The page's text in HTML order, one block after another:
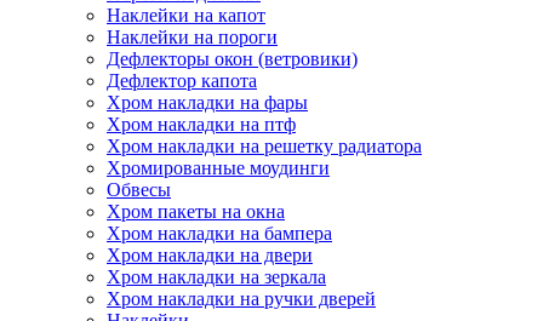
Наклейки на капот
Наклейки на пороги
Дефлекторы окон (ветровики)
Дефлектор капота
Хром накладки на фары
Хром накладки на птф
Хром накладки на решетку радиатора
Хромированные моудинги
Обвесы
Хром пакеты на окна
Хром накладки на бампера
Хром накладки на двери
Хром накладки на зеркала
Хром накладки на ручки дверей